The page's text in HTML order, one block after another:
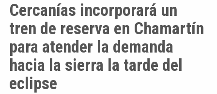
Cercanías incorporará un
tren de reserva en Chamartín
para atender la demanda
hacia la sierra la tarde del
eclipse